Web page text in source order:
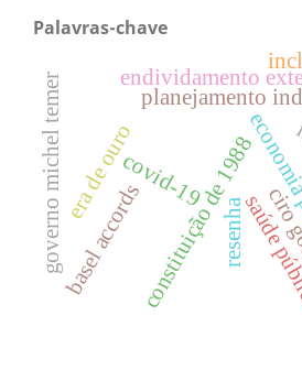
Palavras-chave
constituição de 1988
planejamento
endividamento
covid-19
era de ouro
basel accords
governo michel temer resenha